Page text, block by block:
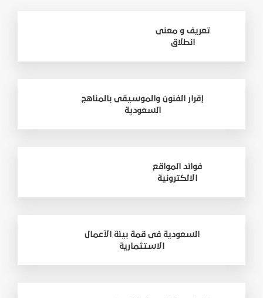
تعريف و معنى
انطلاق
إقرار الفنون والموسيقى بالمناهج
السعودية
فوائد المواقع
الالكترونية
السعودية فى قمة بيئة الأعمال
الاستثمارية